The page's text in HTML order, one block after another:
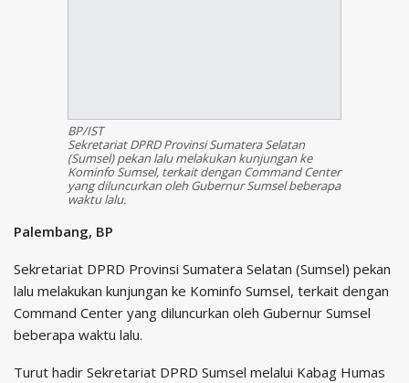
BP/IST
Sekretariat DPRD Provinsi Sumatera Selatan
(Sumsel) pekan lalu melakukan kunjungan ke
Kominfo Sumsel, terkait dengan Command Center
yang diluncurkan oleh Gubernur Sumsel beberapa
waktu lalu.
Palembang, BP
Sekretariat DPRD Provinsi Sumatera Selatan (Sumsel) pekan
lalu melakukan kunjungan ke Kominfo Sumsel, terkait dengan
Command Center yang diluncurkan oleh Gubernur Sumsel
beberapa waktu lalu.
Turut hadir Sekretariat DPRD Sumsel melalui Kabag Humas